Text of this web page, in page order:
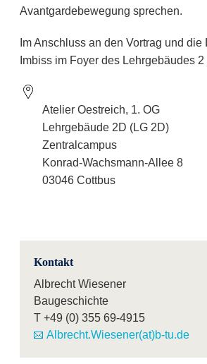
Avantgardebewegung sprechen.
Im Anschluss an den Vortrag und
Imbiss im Foyer des Lehrgebäudes
Atelier Oestreich, 1. OG
Lehrgebäude 2D (LG 2D)
Zentralcampus
Konrad-Wachsmann-Allee 8
03046 Cottbus
Kontakt
Albrecht Wiesener
Baugeschichte
T +49 (0) 355 69-4915
Albrecht.Wiesener(at)b-tu.de